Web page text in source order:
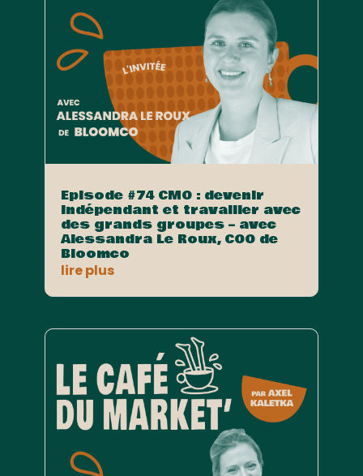
Episode #74 CMO : devenir
indépendant et travailler avec
des grands groupes – avec
Alessandra Le Roux, COO de
Bloomco
lire plus